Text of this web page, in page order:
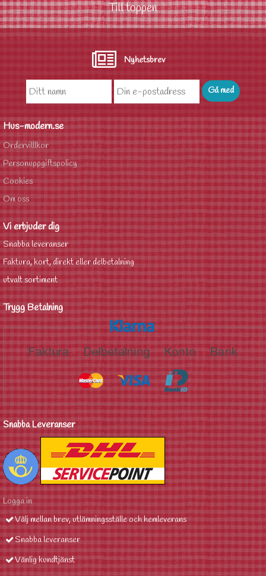
Till toppen
Nyhetsbrev
Hus-modern.se
Ordervilllkor
Personuppgiftspolicy
Cookies
Om oss
Vi erbjuder dig
Snabba leveranser
Faktura, kort, direkt eller delbetalning
utvalt sortiment
Trygg Betalning
Snabba Leveranser
Logga in
Välj mellan brev, utlämningsställe och hemleverans
Snabba leveranser
Vänlig kundtjänst